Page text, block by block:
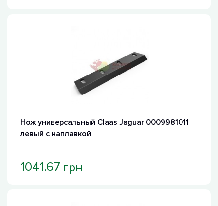
Нож универсальный Claas Jaguar 0009981011
левый с наплавкой
1041.67 грн